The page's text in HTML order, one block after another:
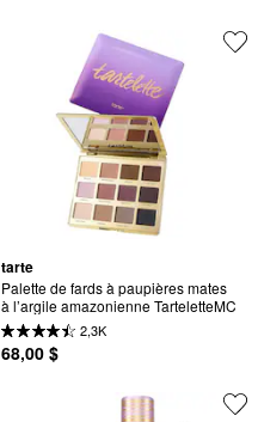
tarte
Palette de fards à paupières mates
à l’argile amazonienne TarteletteMC
2,3K
68,00 $